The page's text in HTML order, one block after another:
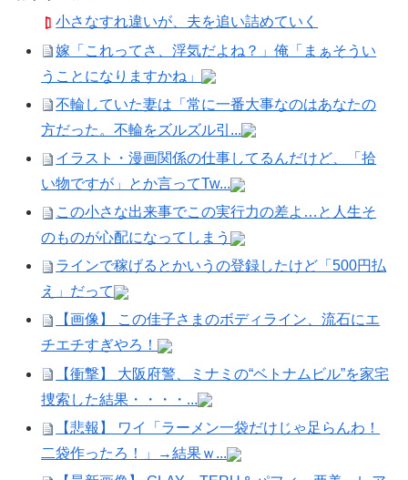
小さなすれ違いが、夫を追い詰めていく
嫁「これってさ、浮気だよね？」俺「まぁそうい
うことになりますかね」
不輪していた妻は「常に一番大事なのはあなたの
方だった。不輪をズルズル引...
イラスト・漫画関係の仕事してるんだけど、「拾
い物ですが」とか言ってTw...
この小さな出来事でこの実行力の差よ…と人生そ
のものが心配になってしまう
ラインで稼げるとかいうの登録したけど「500円払
え」だって
【画像】 この佳子さまのボディライン、流石にエ
チエチすぎやろ！
【衝撃】 大阪府警、ミナミの“ベトナムビル”を家宅
捜索した結果・・・・...
【悲報】 ワイ「ラーメン一袋だけじゃ足らんわ！
二袋作ったろ！」→結果ｗ...